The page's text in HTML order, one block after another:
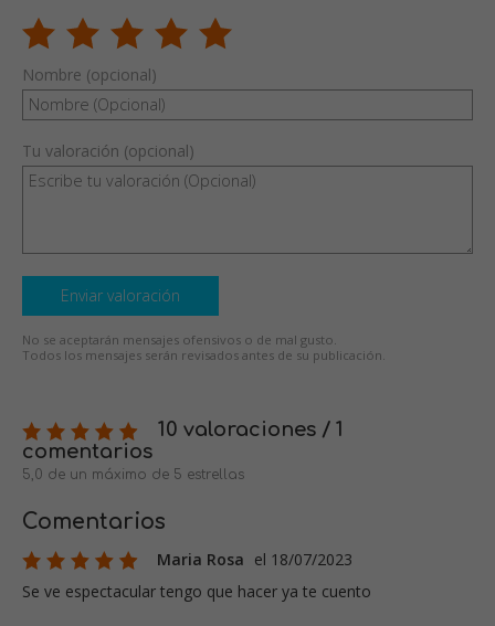
Nombre (opcional)
Tu valoración (opcional)
Enviar valoración
No se aceptarán mensajes ofensivos o de mal gusto.
Todos los mensajes serán revisados antes de su publicación.
10 valoraciones / 1
comentarios
5,0 de un máximo de 5 estrellas
Comentarios
Maria Rosa el 18/07/2023
Se ve espectacular tengo que hacer ya te cuento